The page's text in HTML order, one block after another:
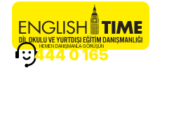
HEMEN DANIŞMANLA GÖRÜŞÜN
444 0 165